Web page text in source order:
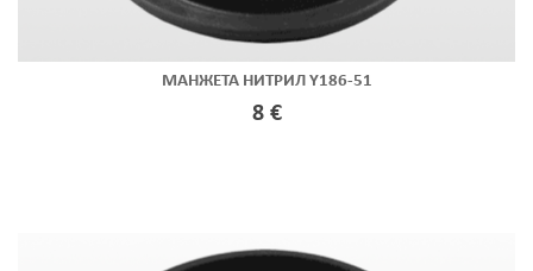
МАНЖЕТА НИТРИЛ Y186-51
8 €